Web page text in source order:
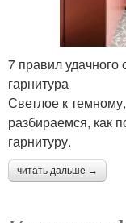
Материал для
стенки
7 правил удачного
гарнитура
Светлое к
разбираемся, как
гарнитуру.
читать дальше →